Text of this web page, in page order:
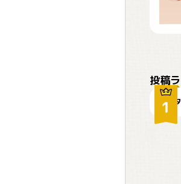
投稿